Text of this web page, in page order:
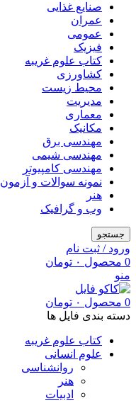
صنایع غذایی
عمران
عمومی
فیزیک
کتاب علوم غریبه
کشاورزی
محیط زیست
مدیریت
معماری
مکانیک
مهندسی برق
مهندسی شیمی
مهندسی کامپیوتر
نمونه سوالات و آزمون
هنر
وب و گرافیک
جستجو
ورود / ثبت نام
0 محصول ۰ تومان
منو
0 محصول ۰ تومان
دسته بندی فایل ها
کتاب علوم غریبه
علوم انسانی
روانشناسی
هنر
ادبیات